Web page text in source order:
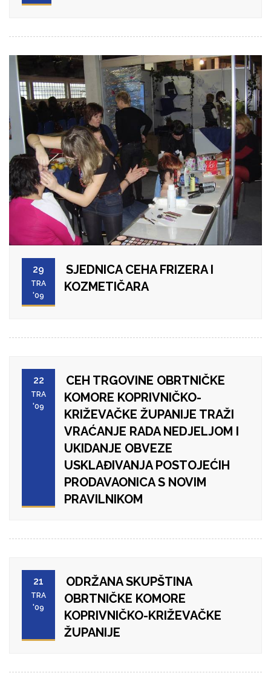
29
TRA
'09
SJEDNICA CEHA FRIZERA I
KOZMETIČARA
22
TRA
'09
CEH TRGOVINE OBRTNIČKE
KOMORE KOPRIVNIČKO-
KRIŽEVAČKE ŽUPANIJE TRAŽI
VRAĆANJE RADA NEDJELJOM I
UKIDANJE OBVEZE
USKLAĐIVANJA POSTOJEĆIH
PRODAVAONICA S NOVIM
PRAVILNIKOM
21
TRA
'09
ODRŽANA SKUPŠTINA
OBRTNIČKE KOMORE
KOPRIVNIČKO-KRIŽEVAČKE
ŽUPANIJE